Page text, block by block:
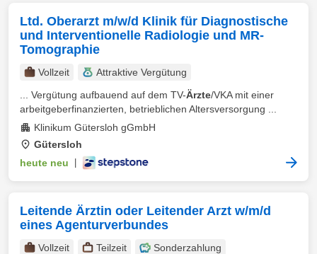
Ltd. Oberarzt m/w/d Klinik für Diagnostische
und Interventionelle Radiologie und MR-
Tomographie
Vollzeit
Attraktive Vergütung
... Vergütung aufbauend auf dem TV-Ärzte/VKA mit einer
arbeitgeberfinanzierten, betrieblichen Altersversorgung ...
Klinikum Gütersloh gGmbH
Gütersloh
heute neu
Leitende Ärztin oder Leitender Arzt w/m/d
eines Agenturverbundes
Vollzeit Teilzeit
Sonderzahlung